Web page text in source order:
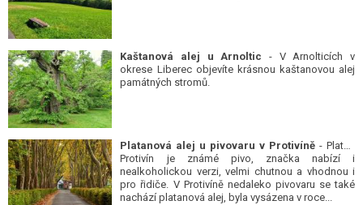
Kaštanová alej u Arnoltic - V Arnolticích v
okrese Liberec objevíte krásnou kaštanovou alej
památných stromů.
Platanová alej u pivovaru v Protivíně - Platan
Protivín je známé pivo, značka nabízí i
nealkoholickou verzi, velmi chutnou a vhodnou i
pro řidiče. V Protivíně nedaleko pivovaru se také
nachází platanová alej, byla vysázena v roce...